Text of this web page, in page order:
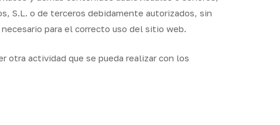
S.L. o de terceros debidamente autorizados, sin
para el correcto uso del sitio web.
otra actividad que se pueda realizar con los